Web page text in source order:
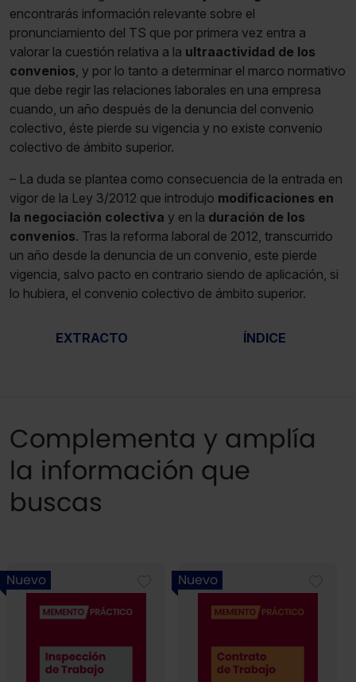
encontrarás información relevante sobre el
pronunciamiento del TS que por primera vez entra a
valorar la cuestión relativa a la ultraactividad de los
convenios , y por lo tanto a determinar el marco normativo
que debe regir las relaciones laborales en una empresa
cuando, un año después de la denuncia del convenio
colectivo, éste pierde su vigencia y no existe convenio
colectivo de ámbito superior.
– La duda se plantea como consecuencia de la entrada en
vigor de la Ley 3/2012 que introdujo modificaciones en
la negociación colectiva y en la duración de los
convenios. Tras la reforma laboral de 2012, transcurrido
un año desde la denuncia de un convenio, este pierde
vigencia, salvo pacto en contrario siendo de aplicación, si
lo hubiera, el convenio colectivo de ámbito superior.
EXTRACTO ÍNDICE
Complementa y amplía
la información que
buscas
Nuevo Nuevo